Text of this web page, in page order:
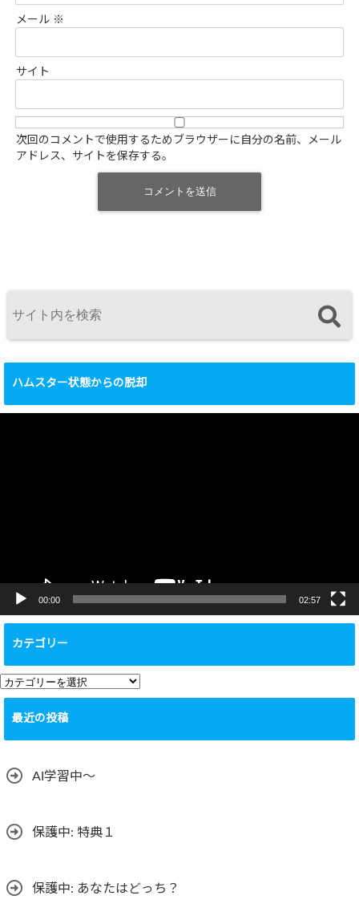
メール ※
サイト
次回のコメントで使用するためブラウザーに自分の名前、メール
アドレス、サイトを保存する。
ハムスター状態からの脱却
00:00 02:57
カテゴリー
カ
テ
リ
最近の投稿
AI学習中〜
保護中: 特典１
保護中: あなたはどっち？